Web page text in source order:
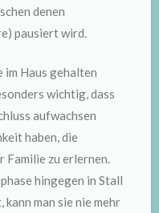
denen
pausiert wird.
Haus gehalten
wichtig, dass
aufwachsen
haben, die
Familie zu erlernen.
hingegen in Stall
man sie nie mehr